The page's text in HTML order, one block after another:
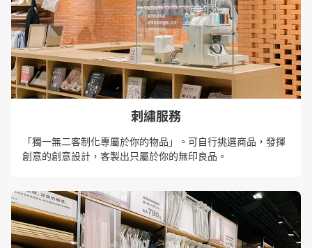
刺繡服務
「獨一無二客制化專屬於你的物品」。可自行挑選商品，發揮
創意的創意設計，客製出只屬於你的無印良品。